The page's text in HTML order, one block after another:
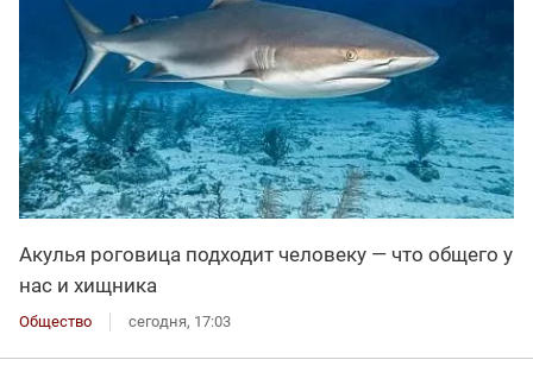
Акулья роговица подходит человеку — что общего у
нас и хищника
Общество сегодня, 17:03